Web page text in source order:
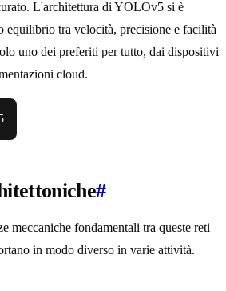
L'architettura di YOLOv5 si è
equilibrio tra velocità, precisione e facilità
uno dei preferiti per tutto, dai dispositivi
cloud.
#
meccaniche fondamentali tra queste reti
in modo diverso in varie attività.